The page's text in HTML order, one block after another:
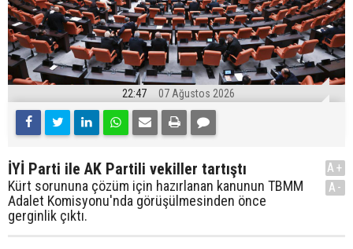
22:47 07 Ağustos 2026
İYİ Parti ile AK Partili vekiller tartıştı
Kürt sorununa çözüm için hazırlanan kanunun TBMM
Adalet Komisyonu'nda görüşülmesinden önce
gerginlik çıktı.
A+
A-